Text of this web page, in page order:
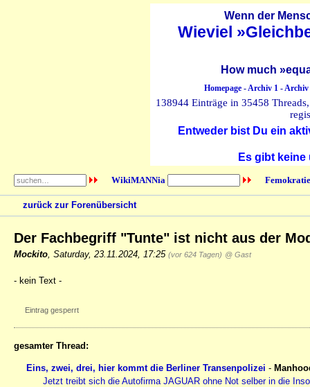
Wenn der
Wieviel
How much
Homepage-Archiv 1-Archiv
138944 Einträge in 35458
Entweder bist Du ein
Es gibt
WikiMANNia
zurück zur Forenübersicht
Der Fachbegriff "Tunte" ist nicht aus der
Mockito Saturday, 23.11.2024, 17:25 (vor 624 Tagen) @ Gast
- kein Text -
Eintrag gesperrt
gesamter Thread:
Eins, zwei, drei, hier kommt die Berliner Transenpolizei -
Jetzt treibt sich die Autofirma JAGUAR ohne Not selber in die